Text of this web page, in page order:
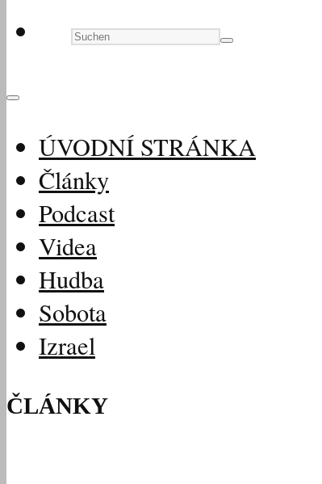
ÚVODNÍ STRÁNKA
Články
Podcast
Videa
Hudba
Sobota
Izrael
ČLÁNKY